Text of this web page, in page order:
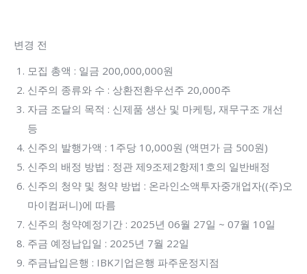
변경 전
모집 총액 : 일금 200,000,000원
신주의 종류와 수 : 상환전환우선주 20,000주
자금 조달의 목적 : 신제품 생산 및 마케팅, 재무구조 개선
등
신주의 발행가액 : 1주당 10,000원 (액면가 금 500원)
신주의 배정 방법 : 정관 제9조제2항제1호의 일반배정
신주의 청약 및 청약 방법 : 온라인소액투자중개업자((주)오
마이컴퍼니)에 따름
신주의 청약예정기간 : 2025년 06월 27일 ~ 07월 10일
주금 예정납입일 : 2025년 7월 22일
주금납입은행 : IBK기업은행 파주운정지점